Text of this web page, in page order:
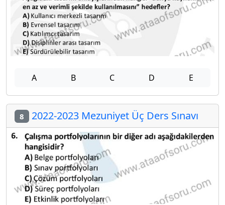
A B C D E
8 2022-2023 Mezuniyet Üç Ders Sınavı